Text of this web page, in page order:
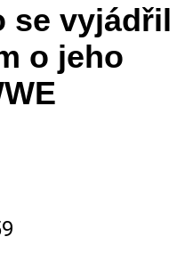
se vyjádřil
o jeho